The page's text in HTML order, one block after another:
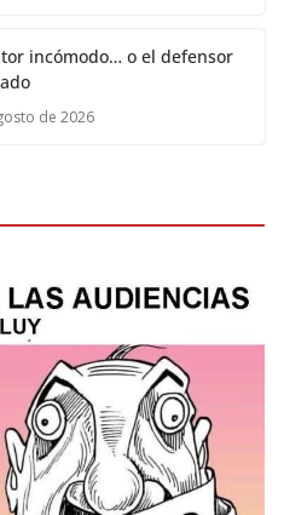
incómodo… o el defensor
de 2026